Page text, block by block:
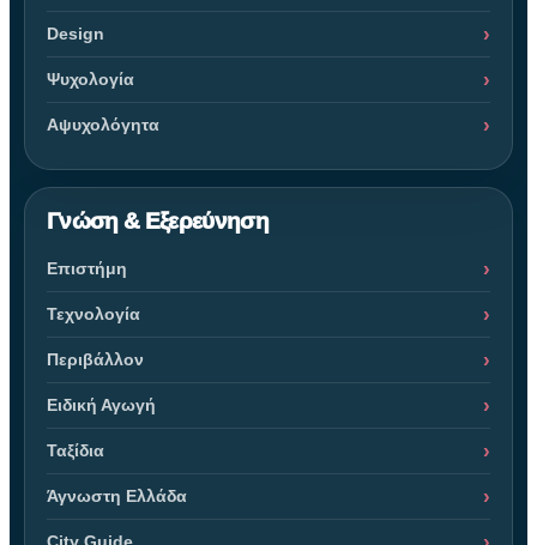
Design
Ψυχολογία
Αψυχολόγητα
Γνώση & Εξερεύνηση
Επιστήμη
Τεχνολογία
Περιβάλλον
Ειδική Αγωγή
Ταξίδια
Άγνωστη Ελλάδα